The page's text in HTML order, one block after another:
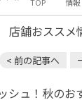
TOP
情報
店舗おススメ
< 前の記事へ
シュ！秋のお